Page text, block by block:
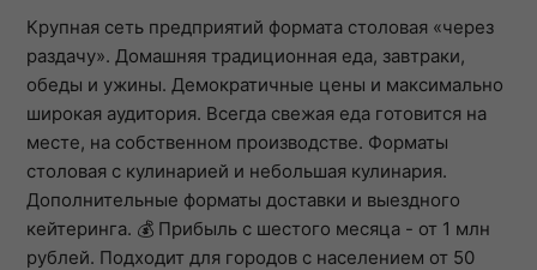
Крупная сеть предприятий формата столовая «через
раздачу». Домашняя традиционная еда, завтраки,
обеды и ужины. Демократичные цены и максимально
широкая аудитория. Всегда свежая еда готовится на
месте, на собственном производстве. Форматы
столовая с кулинарией и небольшая кулинария.
Дополнительные форматы доставки и выездного
кейтеринга. 💰 Прибыль с шестого месяца - от 1 млн
рублей. Подходит для городов с населением от 50